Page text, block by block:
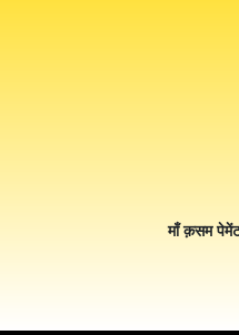
माँ क़सम